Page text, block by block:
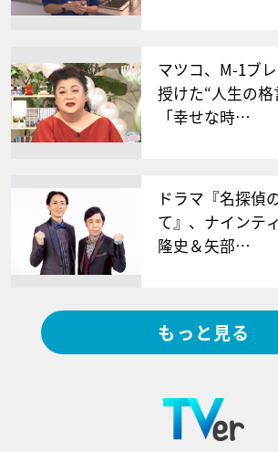
マツコ、M-1ブ
授けた“人生の
「幸せな時…
ドラマ『名探偵
て』、ナインテ
隆史＆矢部…
もっと見る